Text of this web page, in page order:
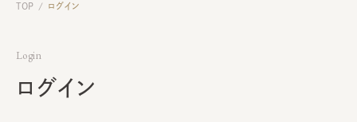
TOP / ログイン
Login
ログイン